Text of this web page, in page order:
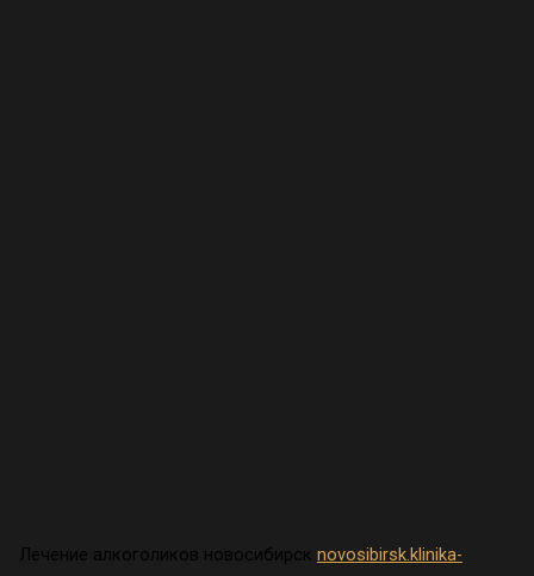
Лечение алкоголиков новосибирск novosibirsk.klinika-